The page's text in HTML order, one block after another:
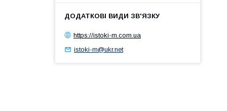
https://istoki-m.com.ua
istoki-m@ukr.net